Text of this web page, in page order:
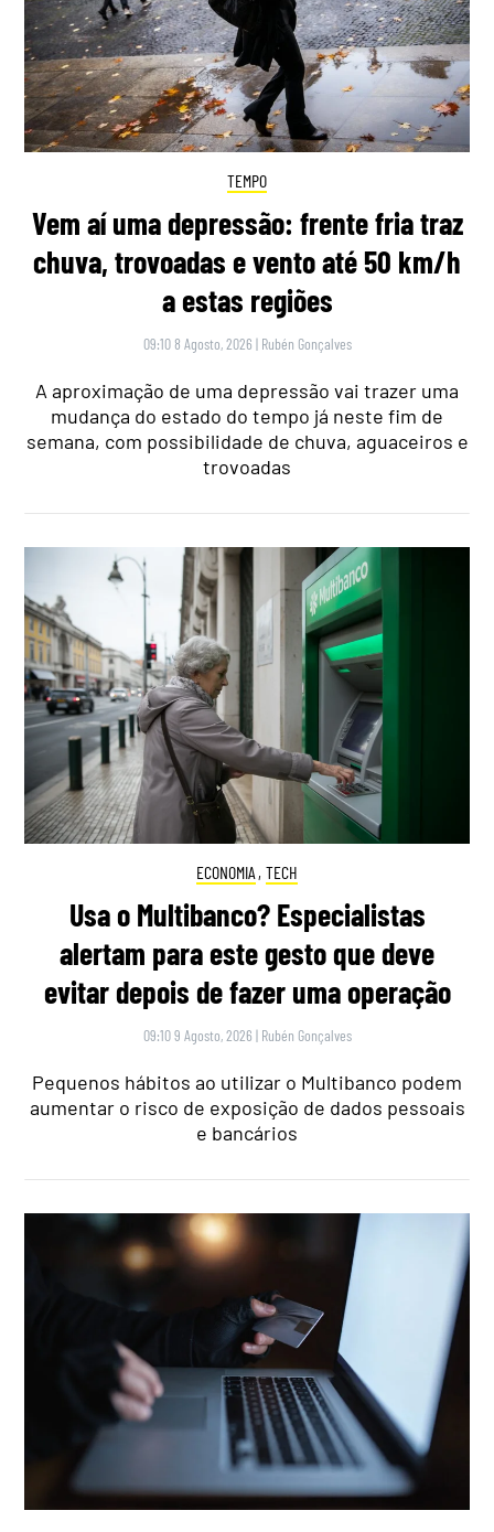
TEMPO
Vem aí uma depressão: frente fria traz
chuva, trovoadas e vento até 50 km/h
a estas regiões
09:10 8 Agosto, 2026 | Rubén Gonçalves
A aproximação de uma depressão vai trazer uma
mudança do estado do tempo já neste fim de
semana, com possibilidade de chuva, aguaceiros e
trovoadas
ECONOMIA , TECH
Usa o Multibanco? Especialistas
alertam para este gesto que deve
evitar depois de fazer uma operação
09:10 9 Agosto, 2026 | Rubén Gonçalves
Pequenos hábitos ao utilizar o Multibanco podem
aumentar o risco de exposição de dados pessoais
e bancários